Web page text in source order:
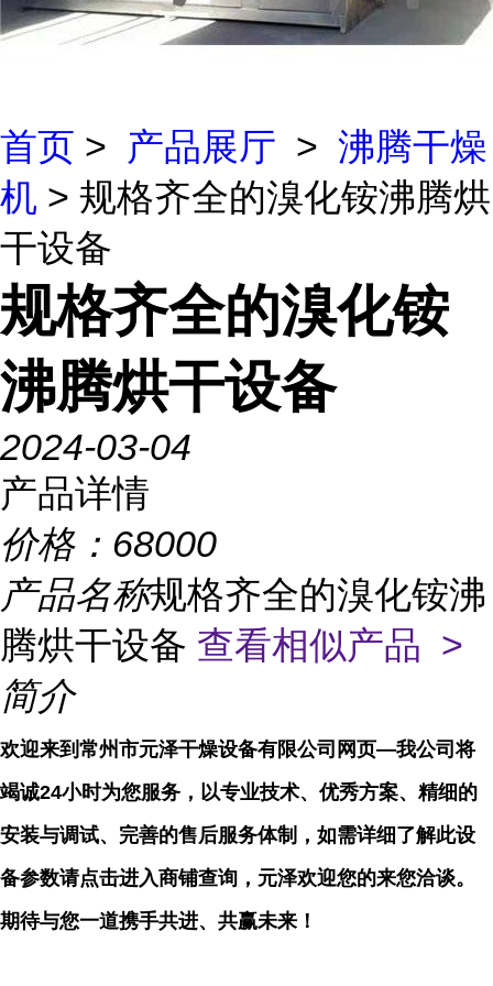
首页 > 产品展厅 > 沸腾干燥
机 > 规格齐全的溴化铵沸腾烘
干设备
规格齐全的溴化铵
沸腾烘干设备
2024-03-04
产品详情
价格： 68000
产品名称规格齐全的溴化铵沸
腾烘干设备 查看相似产品 >
简介
欢迎来到常州市元泽干燥设备有限公司网页—我公司将
竭诚24小时为您服务，以专业技术、优秀方案、精细的
安装与调试、完善的售后服务体制，如需详细了解此设
备参数请点击进入商铺查询，元泽欢迎您的来您洽谈。
期待与您一道携手共进、共赢未来！